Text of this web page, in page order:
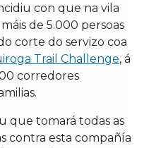
con que na vila
de 5.000 persoas
corte do servizo coa
Trail Challenge, á
corredores
que tomará todas as
contra esta compañía